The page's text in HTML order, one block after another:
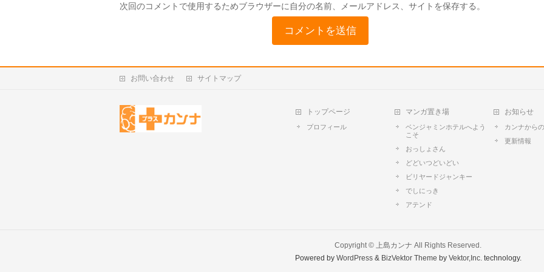
次回のコメントで使用するためブラウザーに自分の名前、メールアドレス、サイトを保存する。
お問い合わせ サイトマップ
トップページ
プロフィール
マンガ置き場
ベンジャミンホテルへよう
こそ
おっしょさん
どどいつどいどい
ビリヤードジャンキー
でしにっき
アテンド
お知らせ
カンナから
更新情報
Copyright © 上島カンナ All Rights Reserved.
Powered by WordPress& BizVektor Theme by Vektor,Inc.technology.